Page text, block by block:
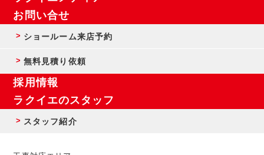
お問い合せ
ショールーム来店予約
無料見積り依頼
採用情報
ラクイエのスタッフ
スタッフ紹介